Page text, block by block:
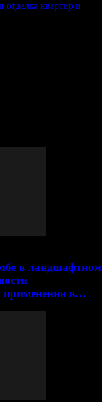
отделка квартир и
в ландшафтном
в…